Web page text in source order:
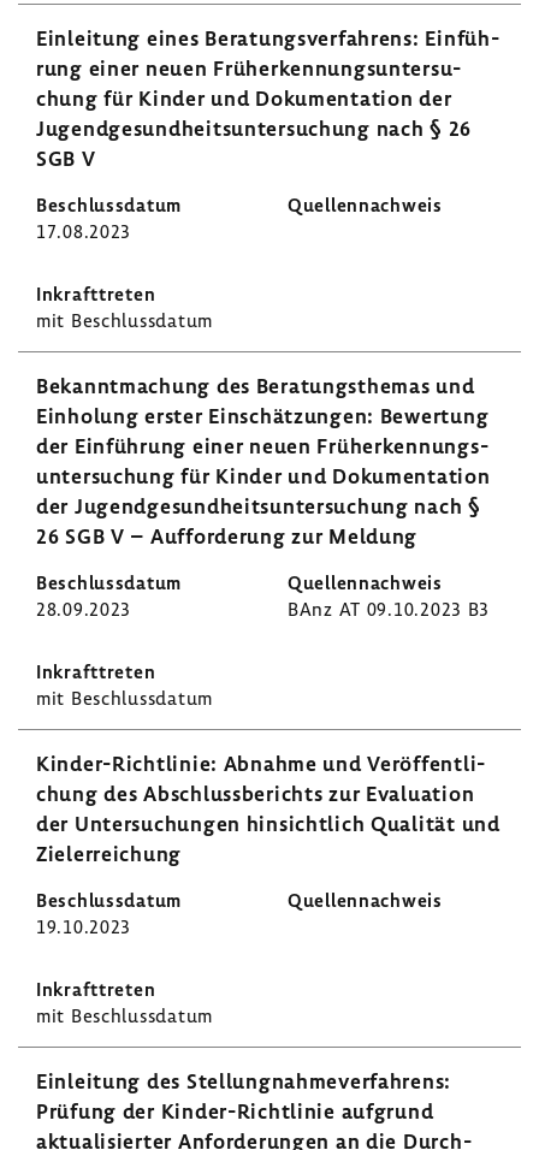
Einlei­tung eines Bera­tungs­ver­fah­rens: Einfüh­
rung einer neuen Früh­erken­nungs­un­ter­su­
chung für Kinder und Doku­men­ta­tion der
Jugend­ge­sund­heits­un­ter­su­chung nach § 26
SGB V
17.08.2023
mit Beschluss­datum
Bekannt­ma­chung des Bera­tungs­themas und
Einho­lung erster Einschät­zungen: Bewer­tung
der Einfüh­rung einer neuen Früh­erken­nungs­
un­ter­su­chung für Kinder und Doku­men­ta­tion
der Jugend­ge­sund­heits­un­ter­su­chung nach §
26 SGB V – Auffor­de­rung zur Meldung
28.09.2023 BAnz AT 09.10.2023 B3
mit Beschluss­datum
Kinder-​Richtlinie: Abnahme und Veröf­fent­li­
chung des Abschluss­be­richts zur Evalua­tion
der Unter­su­chungen hinsicht­lich Qualität und
Ziel­er­rei­chung
19.10.2023
mit Beschluss­datum
Einlei­tung des Stel­lung­nah­me­ver­fah­rens:
Prüfung der Kinder-​Richtlinie aufgrund
aktua­li­sierter Anfor­de­rungen an die Durch­